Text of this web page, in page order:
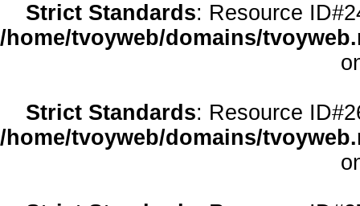
Strict Standards: Resource
/home/tvoyweb/domains/
Strict Standards: Resource
/home/tvoyweb/domains/